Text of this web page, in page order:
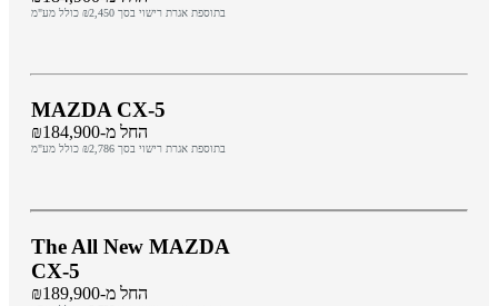
בתוספת אגרת רישוי בסך ₪2,450 כולל מע"מ
MAZDA CX-5
החל מ-₪184,900
בתוספת אגרת רישוי בסך ₪2,786 כולל מע"מ
The All New MAZDA
CX-5
החל מ-₪189,900